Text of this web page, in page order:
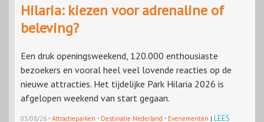
Hilaria: kiezen voor adrenaline of
beleving?
Een druk openingsweekend, 120.000 enthousiaste
bezoekers en vooral heel veel lovende reacties op de
nieuwe attracties. Het tijdelijke Park Hilaria 2026 is
afgelopen weekend van start gegaan.
03/08/26 · Attractieparken · Destinatie Nederland · Evenementen | LEES